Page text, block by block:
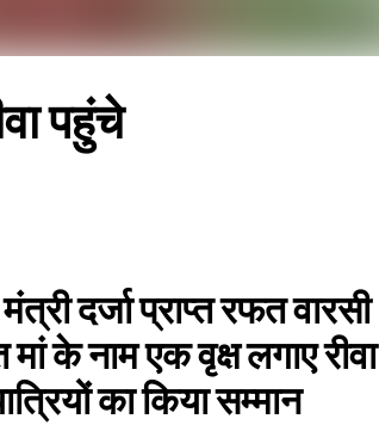
पहुंचे
दर्जा प्राप्त रफत वारसी
के नाम एक वृक्ष लगाए रीवा
का किया सम्मान